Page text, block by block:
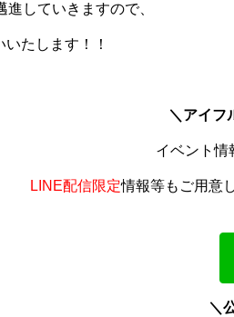
していきますので、
たします！！
＼アイフ
イベント情
LINE配信限定情報等もご用意
＼